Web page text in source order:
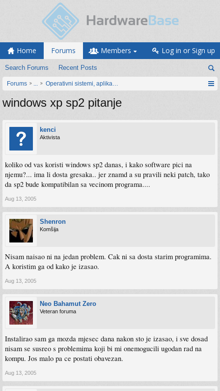
Home Forums
Search Forums Recent Posts
Members Log in or Sign up
Forums ... Operativni sistemi, aplikacije i programiranje
windows xp sp2 pitanje
kenci
Aktivista
koliko od vas koristi windows sp2 danas, i kako software pici na
njemu?... ima li dosta gresaka.. jer znamd a su pravili neki patch, tako
da sp2 bude kompatibilan sa vecinom programa....
Aug 13, 2005
Shenron
Komšija
Nisam naisao ni na jedan problem. Cak ni sa dosta starim programima.
A koristim ga od kako je izasao.
Aug 13, 2005
Neo Bahamut Zero
Veteran foruma
Instalirao sam ga mozda mjesec dana nakon sto je izasao, i sve dosad
nisam se susreo s problemima koji bi mi onemogucili ugodan rad na
kompu. Jos malo pa ce postati obavezan.
Aug 13, 2005